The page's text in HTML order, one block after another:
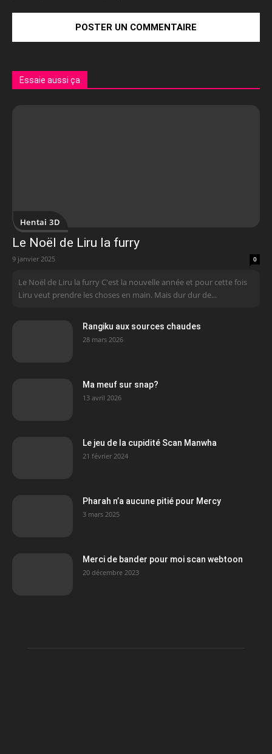
Essaie aussi ça
Hentai 3D
Le Noël de Liru la furry
9 janvier 2025 0
Le Noël de Liru la furry C'est la nouvelle année et pour cette fois
Liru veut prendre les choses en main. Mais dur dur de...
Rangiku aux sources chaudes
28 mars 2026
Ma meuf sur snap?
13 avril 2026
Le jeu de la cupidité Scan Manwha
21 février 2024
Pharah n’a aucune pitié pour Mercy
3 mars 2025
Merci de bander pour moi scan webtoon
20 décembre 2023